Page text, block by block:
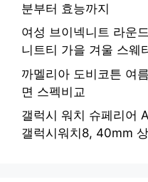
분부터 효능까지
여성 브이넥니트 라운
니트티 가을 겨울 스웨
까멜리아 도비코튼 여
면 스펙비교
갤럭시 워치 슈페리어
갤럭시워치8, 40mm